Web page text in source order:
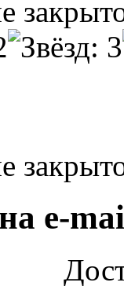
e-